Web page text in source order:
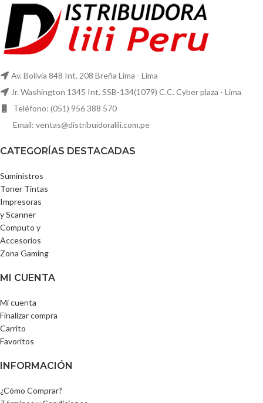
Av. Bolivia 848 Int. 208 Breña Lima - Lima
Jr. Washington 1345 Int. SSB-134(1079) C.C. Cyber plaza - Lima
Teléfono: (051) 956 388 570
Email: ventas@distribuidoralili.com.pe
CATEGORÍAS DESTACADAS
Suministros
Toner Tintas
Impresoras
y Scanner
Computo y
Accesorios
Zona Gaming
MI CUENTA
Mi cuenta
Finalizar compra
Carrito
Favoritos
INFORMACIÓN
¿Cómo Comprar?